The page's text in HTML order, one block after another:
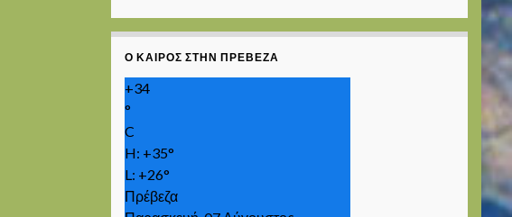
Ο ΚΑΙΡΌΣ ΣΤΗΝ ΠΡΈΒΕΖΑ
+34
°
C
H: +35°
L: +26°
Πρέβεζα